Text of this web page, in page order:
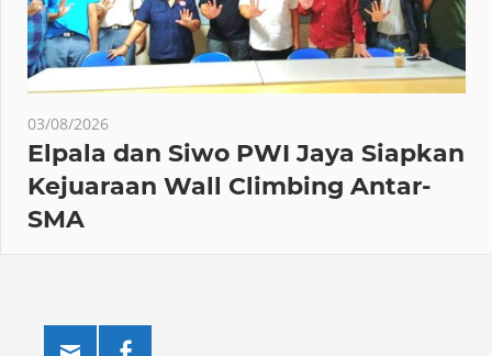
03/08/2026
Elpala dan Siwo PWI Jaya Siapkan
Kejuaraan Wall Climbing Antar-
SMA